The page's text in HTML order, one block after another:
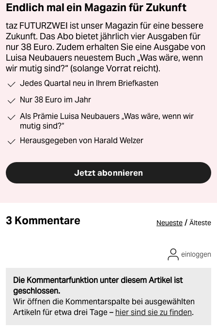
Endlich mal ein Magazin für Zukunft
taz FUTURZWEI ist unser Magazin für eine bessere
Zukunft. Das Abo bietet jährlich vier Ausgaben für
nur 38 Euro. Zudem erhalten Sie eine Ausgabe von
Luisa Neubauers neuestem Buch „Was wäre, wenn
wir mutig sind?“ (solange Vorrat reicht).
Jedes Quartal neu in Ihrem Briefkasten
Nur 38 Euro im Jahr
Als Prämie Luisa Neubauers „Was wäre, wenn wir
mutig sind?“
Herausgegeben von Harald Welzer
Jetzt abonnieren
3 Kommentare Neueste / Älteste
Die Kommentarfunktion unter diesem Artikel ist
geschlossen.
Wir öffnen die Kommentarspalte bei ausgewählten
Artikeln für etwa drei Tage – hier sind sie zu finden.
einloggen